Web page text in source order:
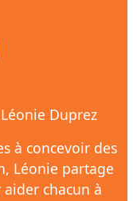
Duprez
à concevoir des
Léonie partage
chacun à